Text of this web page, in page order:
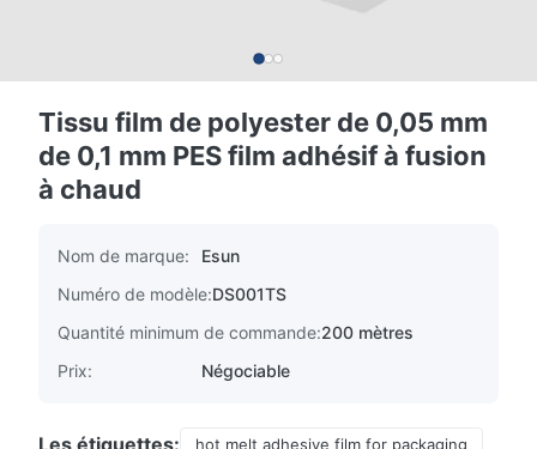
Tissu film de polyester de 0,05 mm
de 0,1 mm PES film adhésif à fusion
à chaud
Nom de marque:
Esun
Numéro de modèle:DS001TS
Quantité minimum de commande:200 mètres
Prix:
Négociable
Les étiquettes:
hot melt adhesive film for packaging